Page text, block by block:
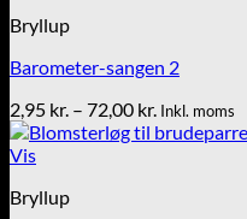
Bryllup
Barometer-sangen 2
2,95 kr. – 72,00 kr. Prisinterval:
2,95 kr.
Inkl. moms
Vis
Bryllup